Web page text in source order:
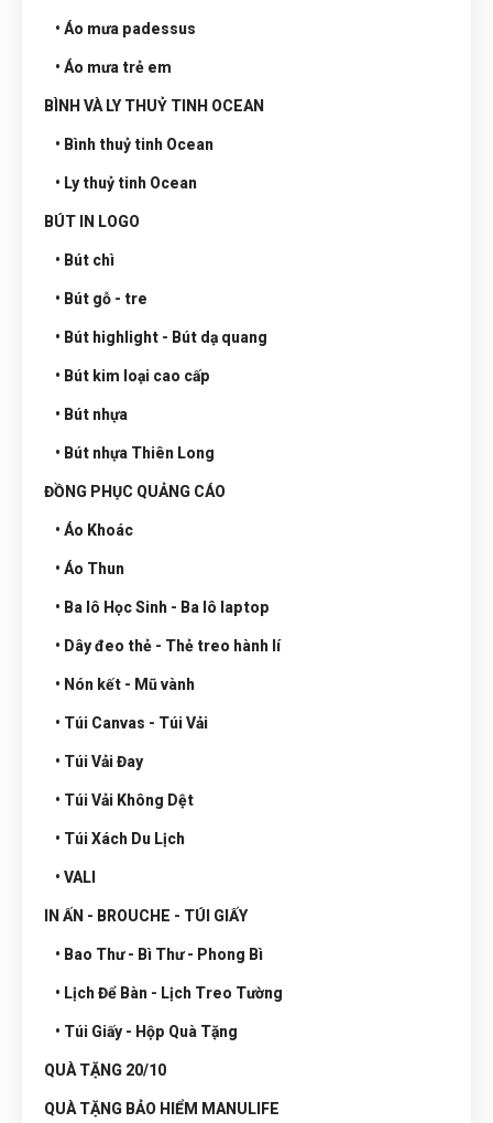
• Áo mưa padessus
• Áo mưa trẻ em
BÌNH VÀ LY THUỶ TINH OCEAN
• Bình thuỷ tinh Ocean
• Ly thuỷ tinh Ocean
BÚT IN LOGO
• Bút chì
• Bút gỗ - tre
• Bút highlight - Bút dạ quang
• Bút kim loại cao cấp
• Bút nhựa
• Bút nhựa Thiên Long
ĐỒNG PHỤC QUẢNG CÁO
• Áo Khoác
• Áo Thun
• Ba lô Học Sinh - Ba lô laptop
• Dây đeo thẻ - Thẻ treo hành lí
• Nón kết - Mũ vành
• Túi Canvas - Túi Vải
• Túi Vải Đay
• Túi Vải Không Dệt
• Túi Xách Du Lịch
• VALI
IN ẤN - BROUCHE - TÚI GIẤY
• Bao Thư - Bì Thư - Phong Bì
• Lịch Để Bàn - Lịch Treo Tường
• Túi Giấy - Hộp Quà Tặng
QUÀ TẶNG 20/10
QUÀ TẶNG BẢO HIỂM MANULIFE